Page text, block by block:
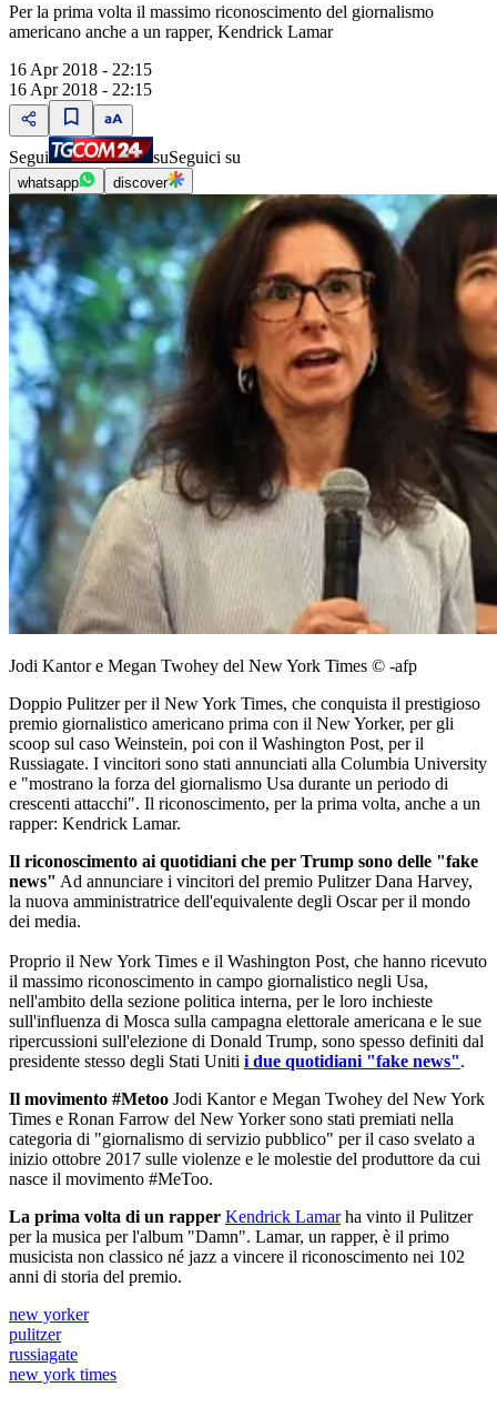
Per la prima volta il massimo riconoscimento del giornalismo
americano anche a un rapper, Kendrick Lamar
16 Apr 2018 - 22:15
16 Apr 2018 - 22:15
Segui suSeguici su
whatsapp discover
Jodi Kantor e Megan Twohey del New York Times © -afp
Doppio Pulitzer per il New York Times, che conquista il prestigioso
premio giornalistico americano prima con il New Yorker, per gli
scoop sul caso Weinstein, poi con il Washington Post, per il
Russiagate. I vincitori sono stati annunciati alla Columbia University
e "mostrano la forza del giornalismo Usa durante un periodo di
crescenti attacchi". Il riconoscimento, per la prima volta, anche a un
rapper: Kendrick Lamar.
Il riconoscimento ai quotidiani che per Trump sono delle "fake
news" Ad annunciare i vincitori del premio Pulitzer Dana Harvey,
la nuova amministratrice dell'equivalente degli Oscar per il mondo
dei media.
Proprio il New York Times e il Washington Post, che hanno ricevuto
il massimo riconoscimento in campo giornalistico negli Usa,
nell'ambito della sezione politica interna, per le loro inchieste
sull'influenza di Mosca sulla campagna elettorale americana e le sue
ripercussioni sull'elezione di Donald Trump, sono spesso definiti dal
presidente stesso degli Stati Uniti i due quotidiani "fake news".
Il movimento #Metoo Jodi Kantor e Megan Twohey del New York
Times e Ronan Farrow del New Yorker sono stati premiati nella
categoria di "giornalismo di servizio pubblico" per il caso svelato a
inizio ottobre 2017 sulle violenze e le molestie del produttore da cui
nasce il movimento #MeToo.
La prima volta di un rapper Kendrick Lamarha vinto il Pulitzer
per la musica per l'album "Damn". Lamar, un rapper, è il primo
musicista non classico né jazz a vincere il riconoscimento nei 102
anni di storia del premio.
new yorker
pulitzer
russiagate
new york times